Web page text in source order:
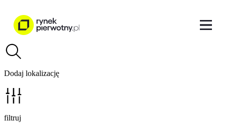
Dodaj lokalizację
filtruj